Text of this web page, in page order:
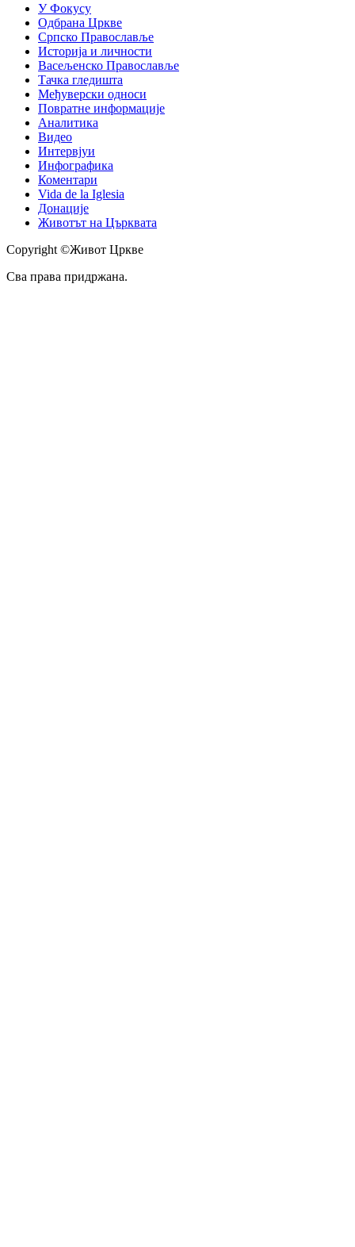
У Фокусу
Одбрана Цркве
Српско Православље
Историја и личности
Васељенско Православље
Тачка гледишта
Међуверски односи
Повратне информације
Аналитика
Видео
Интервјуи
Инфографика
Коментари
Vida de la Iglesia
Донације
Животът на Църквата
Copyright ©Живот Цркве
Сва права придржана.